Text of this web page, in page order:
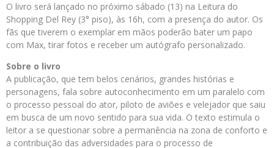
O livro será lançado no próximo sábado (13) na Leitura do
Shopping Del Rey (3° piso), às 16h, com a presença do autor. Os
fãs que tiverem o exemplar em mãos poderão bater um papo
com Max, tirar fotos e receber um autógrafo personalizado.
Sobre o livro
A publicação, que tem belos cenários, grandes histórias e
personagens, fala sobre autoconhecimento em um paralelo com
o processo pessoal do ator, piloto de aviões e velejador que saiu
em busca de um novo sentido para sua vida. O texto estimula o
leitor a se questionar sobre a permanência na zona de conforto e
a contribuição das adversidades para o processo de